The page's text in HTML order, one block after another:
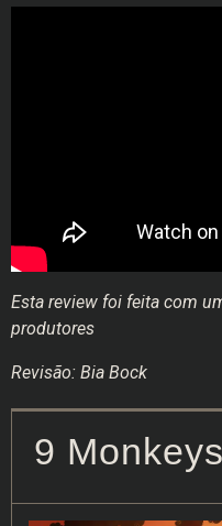
Esta review foi feita com
produtores
Revisão: Bia Bock
9